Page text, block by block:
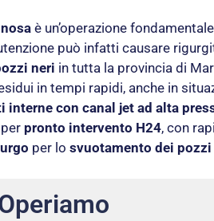
è un’operazione
può infatti causare
neri in tutta la provincia di
in tempi rapidi, anche in
interne con canal jet ad alta
pronto intervento H24, con
per lo svuotamento dei